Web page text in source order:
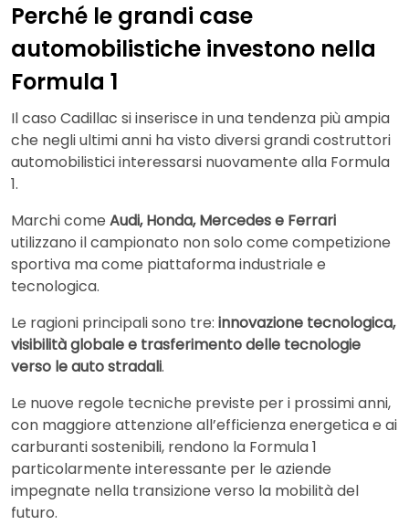
Perché le grandi case
automobilistiche investono nella
Formula 1
Il caso Cadillac si inserisce in una tendenza più ampia
che negli ultimi anni ha visto diversi grandi costruttori
automobilistici interessarsi nuovamente alla Formula
1.
Marchi come Audi, Honda, Mercedes e Ferrari
utilizzano il campionato non solo come competizione
sportiva ma come piattaforma industriale e
tecnologica.
Le ragioni principali sono tre: innovazione tecnologica,
visibilità globale e trasferimento delle tecnologie
verso le auto stradali.
Le nuove regole tecniche previste per i prossimi anni,
con maggiore attenzione all’efficienza energetica e ai
carburanti sostenibili, rendono la Formula 1
particolarmente interessante per le aziende
impegnate nella transizione verso la mobilità del
futuro.